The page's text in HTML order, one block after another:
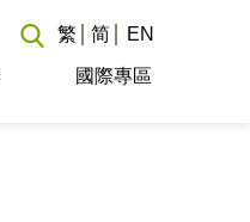
國際專區
繁 简 EN